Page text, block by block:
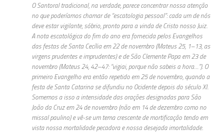
O Santoral tradicional, na verdade, parece concentrar nossa atenção
no que poderíamos chamar de “escatologia pessoal”: cada um de nós
deve estar vigilante, sóbrio, pronto para a vinda de Cristo nosso Juiz.
A nota escatológica do fim do ano era fornecida pelos Evangelhos
das festas de Santa Cecília em 22 de novembro (Mateus 25, 1–13, as
virgens prudentes e imprudentes) e de São Clemente Papa em 23 de
novembro (Mateus 24, 42–47: “vigiai, porque não sabeis a hora…”). O
primeiro Evangelho era então repetido em 25 de novembro, quando a
festa de Santa Catarina se difundiu no Ocidente depois do século XI.
Somemos a isso a intensidade das orações designadas para São
João da Cruz em 24 de novembro (não em 14 de dezembro como no
missal paulino) e vê-se um tema crescente de mortificação tendo em
vista nossa mortalidade pecadora e nossa desejada imortalidade.